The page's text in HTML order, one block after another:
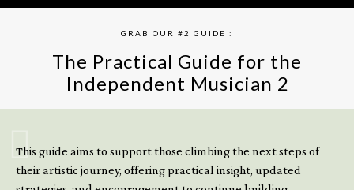
GRAB OUR #2 GUIDE :
The Practical Guide for the
Independent Musician 2
This guide aims to support those climbing the next steps of
their artistic journey, offering practical insight, updated